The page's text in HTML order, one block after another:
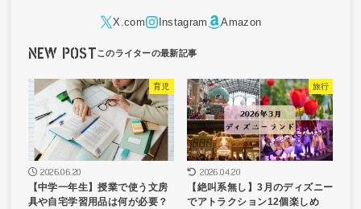
NEW POST
育児
2026.06.20
【中学一年生】授業で使う文房
具や自宅学習用品は何が必要？
旅行
2026.04.20
【絶叫系無し】3月のディズニー
でアトラクション12個楽しめ